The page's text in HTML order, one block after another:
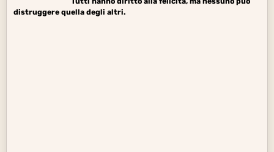
distruggere quella degli altri.